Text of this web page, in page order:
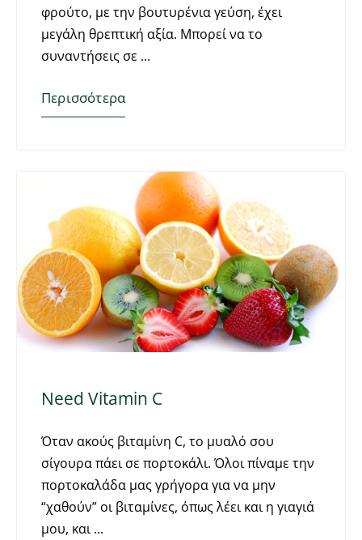
φρούτο, με την βουτυρένια γεύση, έχει
μεγάλη θρεπτική αξία. Μπορεί να το
συναντήσεις σε
Περισσότερα
Need Vitamin C
Όταν ακούς βιταμίνη C, το μυαλό σου
σίγουρα πάει σε πορτοκάλι. Όλοι πίναμε την
πορτοκαλάδα μας γρήγορα για να μην
“χαθούν” οι βιταμίνες, όπως λέει και η γιαγιά
μου, και